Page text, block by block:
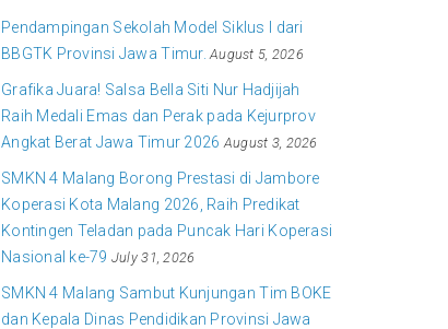
Pendampingan Sekolah Model Siklus I dari
BBGTK Provinsi Jawa Timur. August 5, 2026
Grafika Juara! Salsa Bella Siti Nur Hadjijah
Raih Medali Emas dan Perak pada Kejurprov
Angkat Berat Jawa Timur 2026 August 3, 2026
SMKN 4 Malang Borong Prestasi di Jambore
Koperasi Kota Malang 2026, Raih Predikat
Kontingen Teladan pada Puncak Hari Koperasi
Nasional ke-79 July 31, 2026
SMKN 4 Malang Sambut Kunjungan Tim BOKE
dan Kepala Dinas Pendidikan Provinsi Jawa